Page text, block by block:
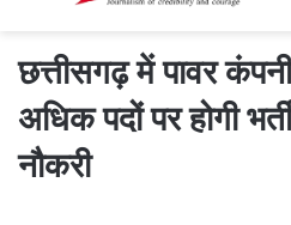
छत्तीसगढ़ में पावर
अधिक पदों पर होगी
नौकरी